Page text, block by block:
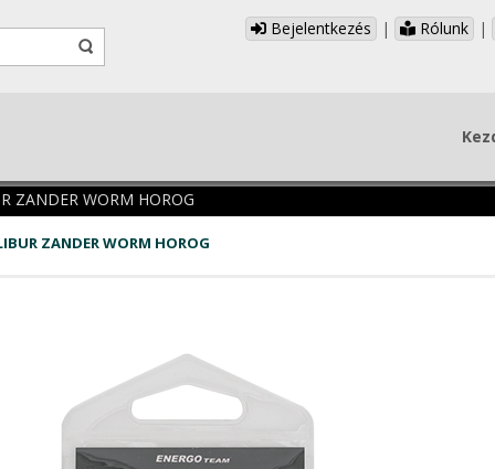
Bejelentkezés | Rólunk |
ZANDER WORM HOROG
ZANDER WORM HOROG